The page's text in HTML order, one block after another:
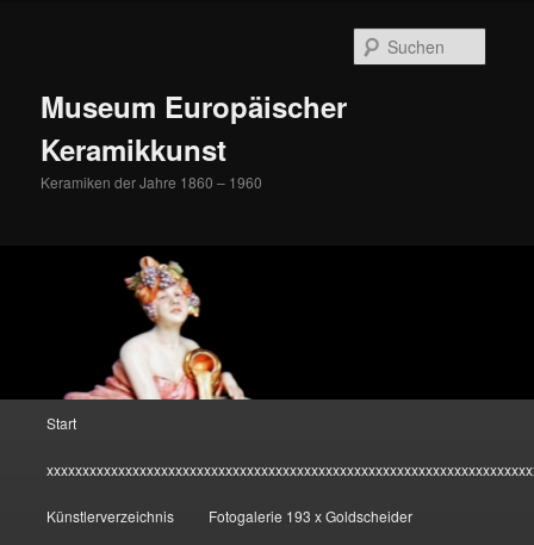
Museum Europäischer
Keramikkunst
Keramiken der Jahre 1860 – 1960
Start
Künstlerverzeichnis Fotogalerie 193 x Goldscheider